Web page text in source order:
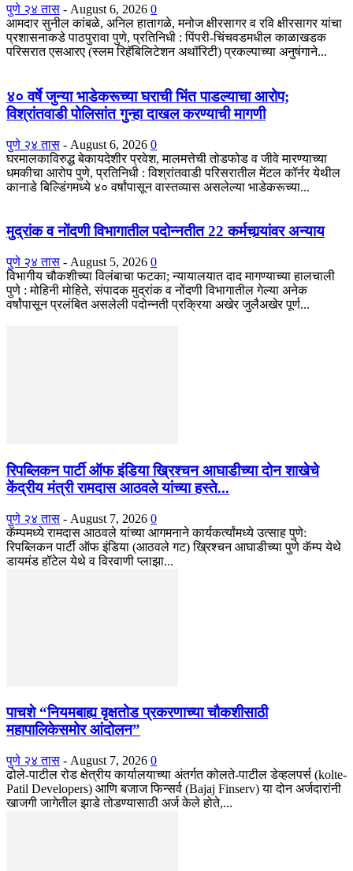
पुणे २४ तास - August 6, 2026 0
आमदार सुनील कांबळे, अनिल हातागळे, मनोज क्षीरसागर व रवि क्षीरसागर यांचा
प्रशासनाकडे पाठपुरावा पुणे, प्रतिनिधी : पिंपरी-चिंचवडमधील काळाखडक
परिसरात एसआरए (स्लम रिहॅबिलिटेशन अथॉरिटी) प्रकल्पाच्या अनुषंगाने...
४० वर्षे जुन्या भाडेकरूच्या घराची भिंत पाडल्याचा आरोप;
विश्रांतवाडी पोलिसांत गुन्हा दाखल करण्याची मागणी
पुणे २४ तास - August 6, 2026 0
घरमालकाविरुद्ध बेकायदेशीर प्रवेश, मालमत्तेची तोडफोड व जीवे मारण्याच्या
धमकीचा आरोप पुणे, प्रतिनिधी : विश्रांतवाडी परिसरातील मेंटल कॉर्नर येथील
कानाडे बिल्डिंगमध्ये ४० वर्षांपासून वास्तव्यास असलेल्या भाडेकरूच्या...
मुद्रांक व नोंदणी विभागातील पदोन्नतीत 22 कर्मचार्‍यांवर अन्याय
पुणे २४ तास - August 5, 2026 0
विभागीय चौकशीच्या विलंबाचा फटका; न्यायालयात दाद मागण्याच्या हालचाली
पुणे : मोहिनी मोहिते, संपादक मुद्रांक व नोंदणी विभागातील गेल्या अनेक
वर्षांपासून प्रलंबित असलेली पदोन्नती प्रक्रिया अखेर जुलैअखेर पूर्ण...
रिपब्लिकन पार्टी ऑफ इंडिया ख्रिश्चन आघाडीच्या दोन शाखेचे
केंद्रीय मंत्री रामदास आठवले यांच्या हस्ते...
पुणे २४ तास - August 7, 2026 0
कॅम्पमध्ये रामदास आठवले यांच्या आगमनाने कार्यकर्त्यांमध्ये उत्साह पुणे:
रिपब्लिकन पार्टी ऑफ इंडिया (आठवले गट) ख्रिश्चन आघाडीच्या पुणे कॅम्प येथे
डायमंड हॉटेल येथे व विरवाणी प्लाझा...
पाचशे “नियमबाह्य वृक्षतोड प्रकरणाच्या चौकशीसाठी
महापालिकेसमोर आंदोलन”
पुणे २४ तास - August 7, 2026 0
ढोले-पाटील रोड क्षेत्रीय कार्यालयाच्या अंतर्गत कोलते-पाटील डेव्हलपर्स (kolte-
Patil Developers) आणि बजाज फिन्सर्व (Bajaj Finserv) या दोन अर्जदारांनी
खाजगी जागेतील झाडे तोडण्यासाठी अर्ज केले होते,...